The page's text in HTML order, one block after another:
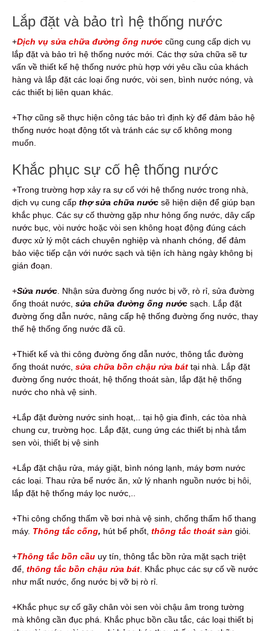
Lắp đặt và bảo trì hệ thống nước
+Dịch vụ sửa chữa đường ống nước cũng cung cấp dịch vụ
lắp đặt và bảo trì hệ thống nước mới. Các thợ sửa chữa sẽ tư
vấn về thiết kế hệ thống nước phù hợp với yêu cầu của khách
hàng và lắp đặt các loại ống nước, vòi sen, bình nước nóng, và
các thiết bị liên quan khác.
+Thợ cũng sẽ thực hiện công tác bảo trì định kỳ để đảm bảo hệ
thống nước hoạt động tốt và tránh các sự cố không mong
muốn.
Khắc phục sự cố hệ thống nước
+Trong trường hợp xảy ra sự cố với hệ thống nước trong nhà,
dịch vụ cung cấp thợ sửa chữa nước sẽ hiện diện để giúp bạn
khắc phục. Các sự cố thường gặp như hỏng ống nước, dây cấp
nước bục, vòi nước hoặc vòi sen không hoạt động đúng cách
được xử lý một cách chuyên nghiệp và nhanh chóng, để đảm
bảo việc tiếp cận với nước sạch và tiện ích hàng ngày không bị
gián đoạn.
+Sửa nước . Nhận sửa đường ống nước bị vỡ, rò rỉ, sửa đường
ống thoát nước, sửa chữa đường ống nước sạch. Lắp đặt
đường ống dẫn nước, nâng cấp hệ thống đường ống nước, thay
thế hệ thống ống nước đã cũ.
+Thiết kế và thi công đường ống dẫn nước, thông tắc đường
ống thoát nước, sửa chữa bồn chậu rửa bát tại nhà. Lắp đặt
đường ống nước thoát, hệ thống thoát sàn, lắp đặt hệ thống
nước cho nhà vệ sinh.
+Lắp đặt đường nước sinh hoạt,.. tại hộ gia đình, các tòa nhà
chung cư, trường học. Lắp đặt, cung ứng các thiết bị nhà tắm
sen vòi, thiết bị vệ sinh
+Lắp đặt chậu rửa, máy giặt, bình nóng lạnh, máy bơm nước
các loại. Thau rửa bể nước ăn, xử lý nhanh nguồn nước bị hôi,
lắp đặt hệ thống máy lọc nước,..
+Thi công chống thấm về bơi nhà vệ sinh, chống thấm hố thang
máy. Thông tắc cống, hút bể phốt, thông tắc thoát sàn giỏi.
+Thông tắc bồn cầu uy tín, thông tắc bồn rửa mặt sạch triệt
để, thông tắc bồn chậu rửa bát . Khắc phục các sự cố về nước
như mất nước, ống nước bị vỡ bị rò rỉ.
+Khắc phục sự cố gãy chân vòi sen vòi chậu âm trong tường
mà không cần đục phá. Khắc phục bồn cầu tắc, các loại thiết bị